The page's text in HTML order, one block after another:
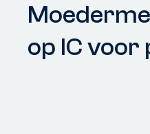
op IC voor